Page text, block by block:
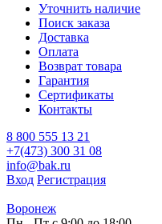
Уточнить наличие
Поиск заказа
Доставка
Оплата
Возврат товара
Гарантия
Сертификаты
Контакты
8 800 555 13 21
+7(473) 300 31 08
info@bak.ru
Вход Регистрация
Воронеж